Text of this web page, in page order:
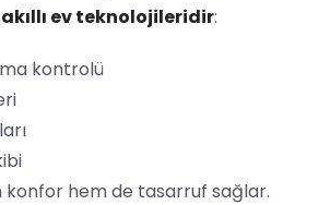
akıllı ev teknolojileridir:
kontrolü
konfor hem de tasarruf sağlar.